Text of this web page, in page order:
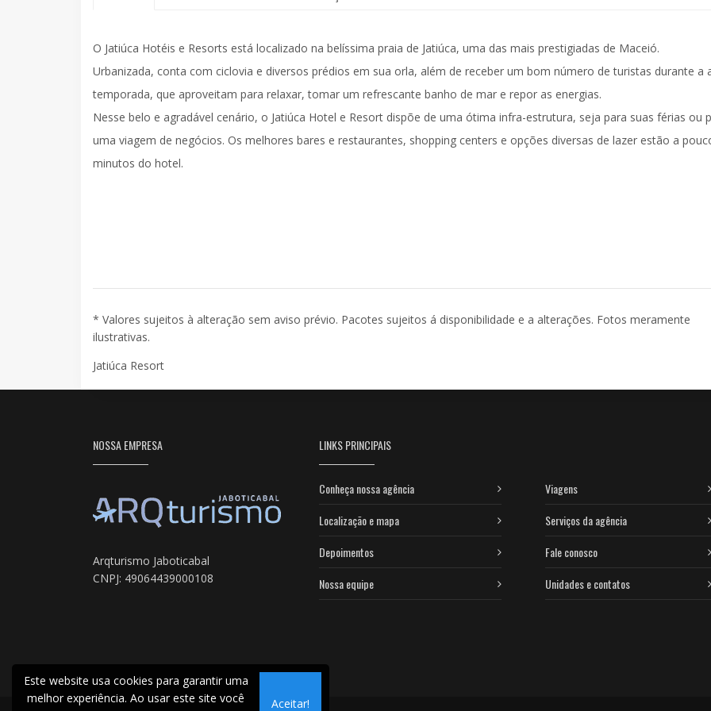
O Jatiúca Hotéis e Resorts está localizado na belíssima praia de Jatiúca, uma das mais prestigiadas de Maceió.
Urbanizada, conta com ciclovia e diversos prédios em sua orla, além de receber um bom número de turistas durante a
temporada, que aproveitam para relaxar, tomar um refrescante banho de mar e repor as energias.
Nesse belo e agradável cenário, o Jatiúca Hotel e Resort dispõe de uma ótima infra-estrutura, seja para suas férias ou
uma viagem de negócios. Os melhores bares e restaurantes, shopping centers e opções diversas de lazer estão a
minutos do hotel.
* Valores sujeitos à alteração sem aviso prévio. Pacotes sujeitos á disponibilidade e a alterações. Fotos meramente
ilustrativas.
Jatiúca Resort
NOSSA EMPRESA
Arqturismo Jaboticabal
CNPJ: 49064439000108
LINKS PRINCIPAIS
Conheça nossa agência
Localização e mapa
Depoimentos
Nossa equipe
Viagens
Serviços da agência
Fale conosco
Unidades e contatos
Este website usa cookies para garantir uma
melhor experiência. Ao usar este site você
Aceitar!